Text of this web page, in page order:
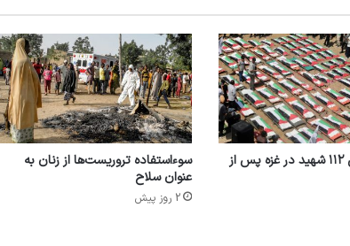
فدراسیون بین المللی حقوق بشر: اسرائیل
حکم دیوان بین المللی دادگستری را نقض
نموده است
تشییع و دفن ۱۱۲ شهید در غزه پس از
سوءاستفاده تروریست‌ها از زنان به
عنوان سلاح
2 روز پیش